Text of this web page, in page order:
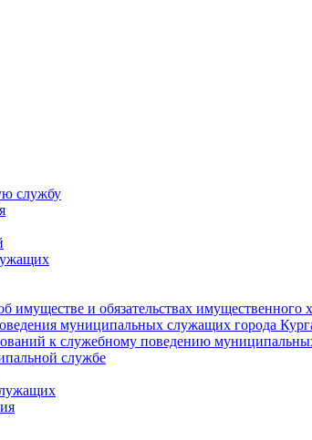
службу
имуществе и обязательствах имущественного
муниципальных служащих города
к служебному поведению
службе